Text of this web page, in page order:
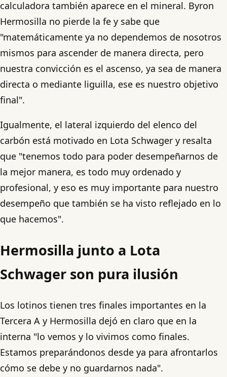
calculadora también aparece en el mineral. Byron
Hermosilla no pierde la fe y sabe que
"matemáticamente ya no dependemos de nosotros
mismos para ascender de manera directa, pero
nuestra convicción es el ascenso, ya sea de manera
directa o mediante liguilla, ese es nuestro objetivo
final".
Igualmente, el lateral izquierdo del elenco del
carbón está motivado en Lota Schwager y resalta
que "tenemos todo para poder desempeñarnos de
la mejor manera, es todo muy ordenado y
profesional, y eso es muy importante para nuestro
desempeño que también se ha visto reflejado en lo
que hacemos".
Hermosilla junto a Lota
Schwager son pura ilusión
Los lotinos tienen tres finales importantes en la
Tercera A y Hermosilla dejó en claro que en la
interna "lo vemos y lo vivimos como finales.
Estamos preparándonos desde ya para afrontarlos
cómo se debe y no guardarnos nada".